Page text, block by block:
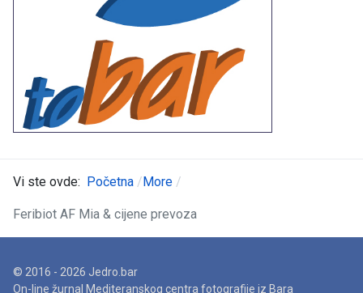
Vi ste ovde: Početna More
Feribiot AF Mia & cijene prevoza
© 2016 - 2026 Jedro.bar
On-line žurnal Mediteranskog centra fotografije iz Bara